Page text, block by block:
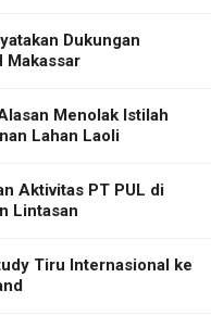
Dukungan
Makassar
Menolak Istilah
Lahan Laoli
Aktivitas PT PUL di
Lintasan
Tiru Internasional ke